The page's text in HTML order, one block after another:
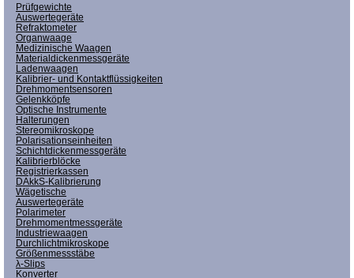
Prüfgewichte
Auswertegeräte
Refraktometer
Organwaage
Medizinische Waagen
Materialdickenmessgeräte
Ladenwaagen
Kalibrier- und Kontaktflüssigkeiten
Drehmomentsensoren
Gelenkköpfe
Optische Instrumente
Halterungen
Stereomikroskope
Polarisationseinheiten
Schichtdickenmessgeräte
Kalibrierblöcke
Registrierkassen
DAkkS-Kalibrierung
Wägetische
Auswertegeräte
Polarimeter
Drehmomentmessgeräte
Industriewaagen
Durchlichtmikroskope
Größenmessstäbe
λ-Slips
Konverter